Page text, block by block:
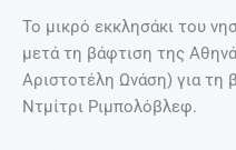
Το μικρό εκκλησάκι του
μετά τη βάφτιση της
Αριστοτέλη Ωνάση) για τη
Ντμίτρι Ριμπολόβλεφ.